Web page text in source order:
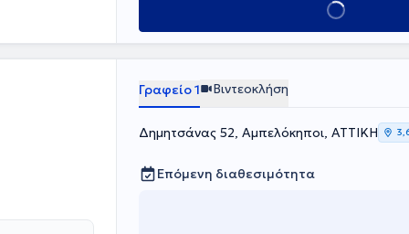
Κλείσε ραντεβού
Γραφείο 1 Βιντεοκλήση
Δημητσάνας 52, Αμπελόκηποι, ΑΤΤΙΚΗ
Επόμενη διαθεσιμότητα